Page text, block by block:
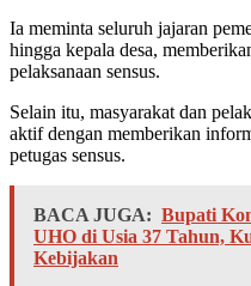
Ia meminta seluruh jajaran
hingga kepala desa,
pelaksanaan sensus.
Selain itu, masyarakat dan
aktif dengan memberikan
petugas sensus.
BACA JUGA: Bupati
UHO di Usia 37 Tahun,
Kebijakan